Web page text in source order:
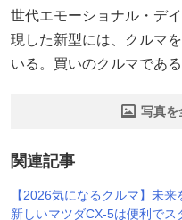
世代エモーショナル・デ
現した新型には、クルマ
いる。買いのクルマである
写真を
関連記事
【2026気になるクルマ】未
新しいマツダCX-5は便利でス